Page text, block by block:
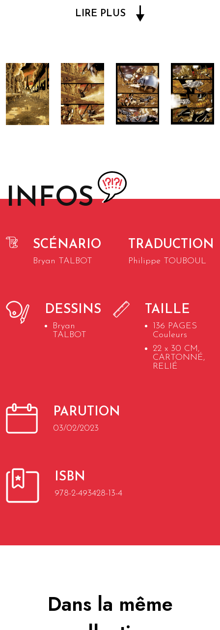
LIRE PLUS
INFOS
SCÉNARIO
Bryan TALBOT
DESSINS
Bryan
TALBOT
TRADUCTION
Philippe TOUBOUL
TAILLE
136 PAGES
Couleurs
22 x 30 CM,
CARTONNÉ,
RELIÉ
PARUTION
03/02/2023
ISBN
978-2-493428-13-4
Dans la même